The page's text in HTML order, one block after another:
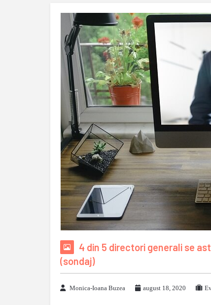
4 din 5 directori generali se
(sondaj)
Monica-Ioana Buzea august 18, 2020